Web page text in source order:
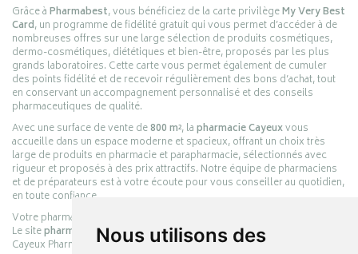
Nous utilisons des
Grâce àPharmabest, vous bénéficiez de la carte privilègeMy Very Best
Card, un programme de fidélité gratuit qui vous permet d’accéder à de
nombreuses offres sur une large sélection de produits cosmétiques,
dermo-cosmétiques, diététiques et bien-être, proposés par les plus
grands laboratoires. Cette carte vous permet également de cumuler
des points fidélité et de recevoir régulièrement des bons d’achat, tout
en conservant un accompagnement personnalisé et des conseils
pharmaceutiques de qualité.
Avec une surface de vente de800 m², lapharmacie Cayeuxvous
accueille dans un espace moderne et spacieux, offrant un choix très
large de produits en pharmacie et parapharmacie, sélectionnés avec
rigueur et proposés à des prix attractifs. Notre équipe de pharmaciens
et de préparateurs est à votre écoute pour vous conseiller au quotidien,
en toute confiance.
Votre pharmacie en ligne :
Le sitepharmacie-cayeux.frest le prolongement digital de la pharmacie
Cayeux Pharmabest Berck-sur-Mer – Rang-du-Fliers.